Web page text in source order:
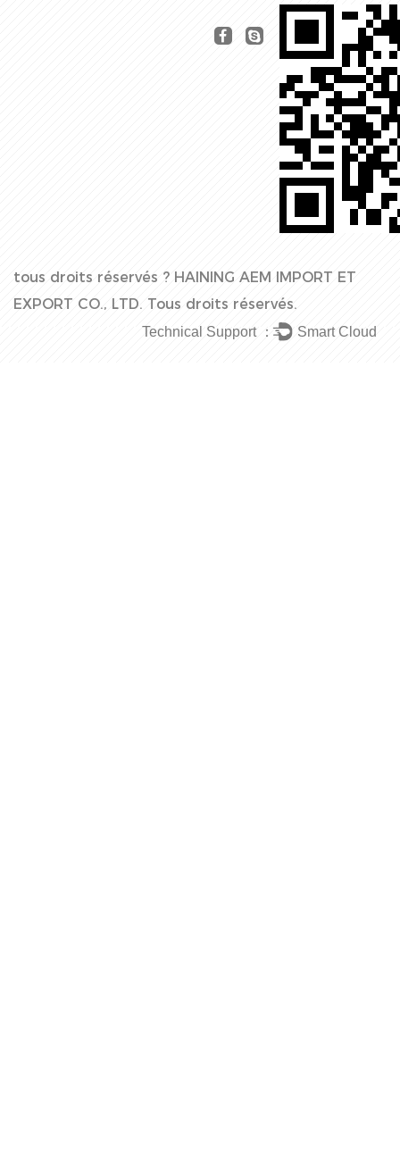
tous droits réservés ? HAINING AEM IMPORT ET
EXPORT CO., LTD. Tous droits réservés.
Technical Support ： Smart Cloud